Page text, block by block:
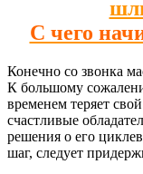
С чего
Конечно со звонка
К большому
временем теряет
счастливые
решения о его
шаг, следует